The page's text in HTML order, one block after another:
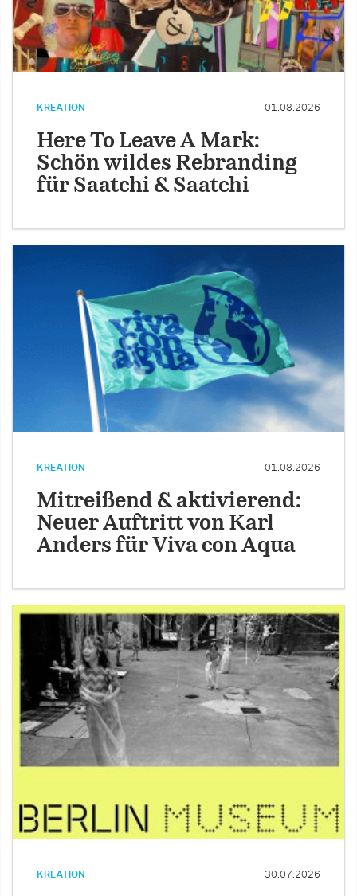
KREATION 01.08.2026
Here To Leave A Mark:
Schön wildes Rebranding
für Saatchi & Saatchi
KREATION 01.08.2026
Mitreißend & aktivierend:
Neuer Auftritt von Karl
Anders für Viva con Aqua
KREATION 30.07.2026